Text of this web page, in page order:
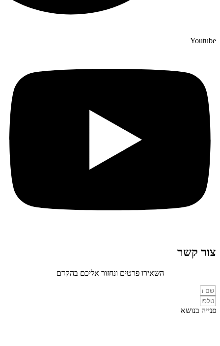
Youtube
צור קשר
השאירו פרטים ונחזור אליכם בהקדם
פנייה בנושא